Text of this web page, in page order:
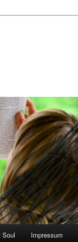
Soul Impressum